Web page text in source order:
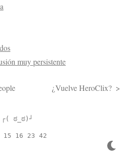
muy persistente
¿Vuelve HeroClix?
┌( ಠ_ಠ)┘
15 16 23 42